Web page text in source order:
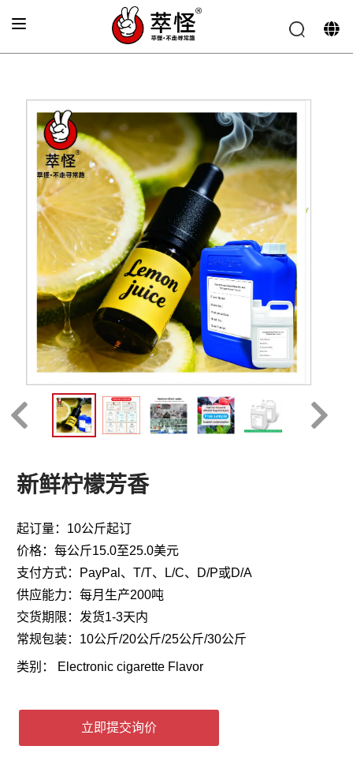
»新鲜柠檬芳香
新鲜柠檬芳香
起订量：10公斤起订
价格：每公斤15.0至25.0美元
支付方式：PayPal、T/T、L/C、D/P或D/A
供应能力：每月生产200吨
交货期限：发货1-3天内
常规包装：10公斤/20公斤/25公斤/30公斤
类别： Electronic cigarette Flavor
立即提交询价